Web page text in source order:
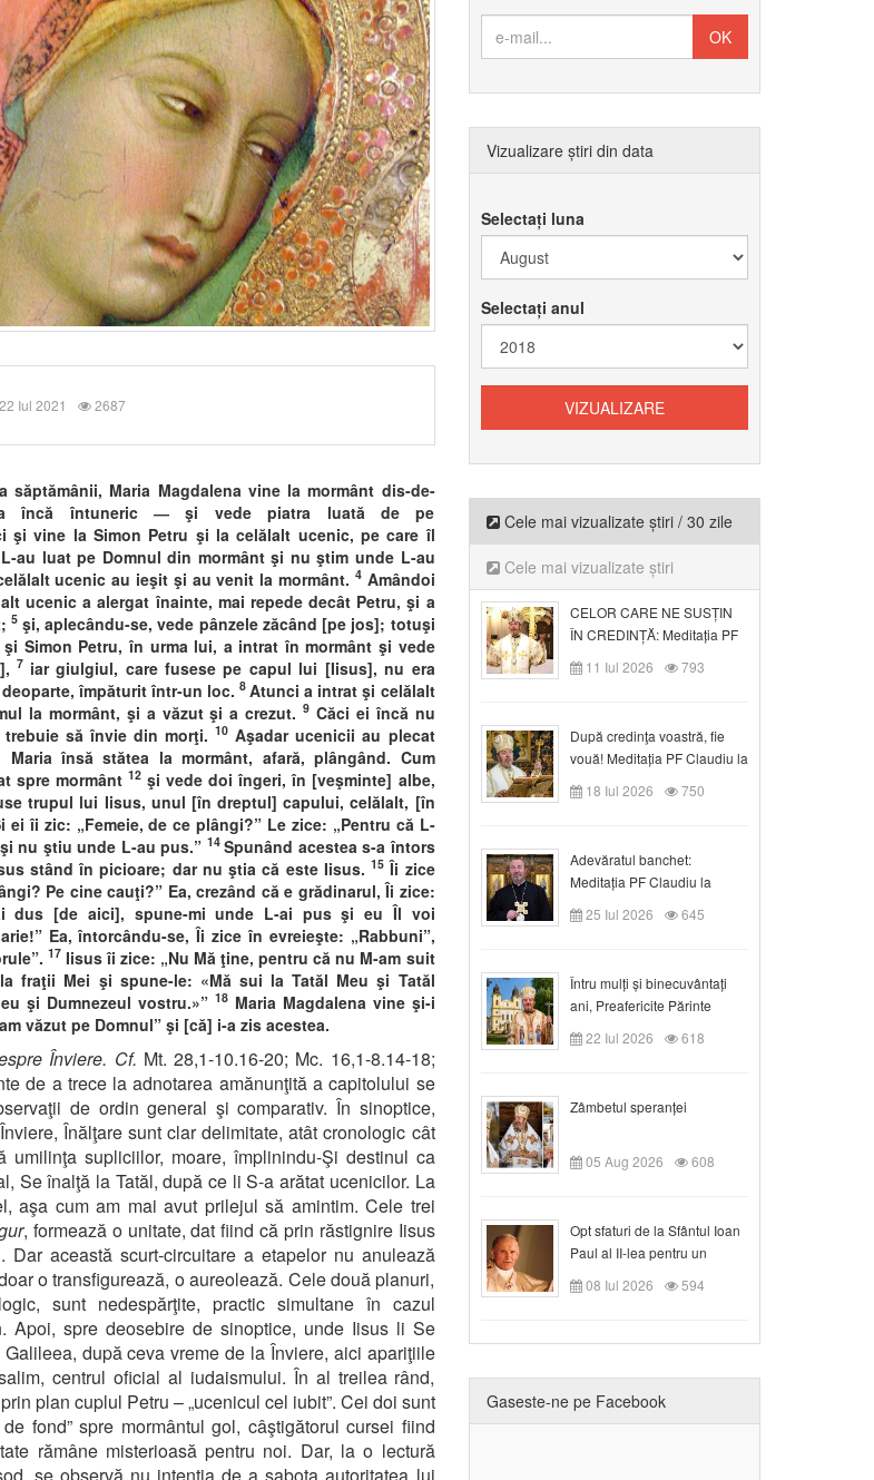
22 Iul 2021 2687
săptămânii, Maria Magdalena vine la mormânt dis-de-
încă întuneric ― şi vede piatra luată de pe
şi vine la Simon Petru şi la celălalt ucenic, pe care îl
au luat pe Domnul din mormânt şi nu ştim unde L-au
ucenic au ieşit şi au venit la mormânt. 4Amândoi
ucenic a alergat înainte, mai repede decât Petru, şi a
5şi, aplecându-se, vede pânzele zăcând [pe jos]; totuşi
Simon Petru, în urma lui, a intrat în mormânt şi vede
7 iar giulgiul, care fusese pe capul lui [Iisus], nu era
împăturit într-un loc.8 Atunci a intrat şi celălalt
la mormânt, şi a văzut şi a crezut. 9 Căci ei încă nu
să învie din morţi.10 Aşadar ucenicii au plecat
Maria însă stătea la mormânt, afară, plângând. Cum
spre mormânt 12şi vede doi îngeri, în [veşminte] albe,
trupul lui Iisus, unul [în dreptul] capului, celălalt, [în
ei îi zic: „Femeie, de ce plângi?” Le zice: „Pentru că L-
nu ştiu unde L-au pus.” 14Spunând acestea s-a întors
stând în picioare; dar nu ştia că este Iisus.15 Îi zice
Pe cine cauţi?” Ea, crezând că e grădinarul, Îi zice:
dus [de aici], spune-mi unde L-ai pus şi eu Îl voi
Ea, întorcându-se, Îi zice în evreieşte: „Rabbuni”,
17Iisus îi zice: „Nu Mă ţine, pentru că nu M-am suit
fraţii Mei şi spune-le: «Mă sui la Tatăl Meu şi Tatăl
şi Dumnezeul vostru.»” 18Maria Magdalena vine şi-i
văzut pe Domnul” şi [că] i-a zis acestea.
Înviere. Cf. Mt. 28,1-10.16-20; Mc. 16,1-8.14-18;
de a trece la adnotarea amănunţită a capitolului se
de ordin general şi comparativ. În sinoptice,
Înălţare sunt clar delimitate, atât cronologic cât
umilinţa supliciilor, moare, împlinindu-Şi destinul ca
Se înalţă la Tatăl, după ce li S-a arătat ucenicilor. La
aşa cum am mai avut prilejul să amintim. Cele trei
, formează o unitate, dat fiind că prin răstignire Iisus
această scurt-circuitare a etapelor nu anulează
o transfigurează, o aureolează. Cele două planuri,
sunt nedespărţite, practic simultane în cazul
Apoi, spre deosebire de sinoptice, unde Iisus li Se
după ceva vreme de la Înviere, aici apariţiile
centrul oficial al iudaismului. În al treilea rând,
plan cuplul Petru – „ucenicul cel iubit”. Cei doi sunt
fond” spre mormântul gol, câştigătorul cursei fiind
rămâne misterioasă pentru noi. Dar, la o lectură
se observă nu intenţia de a sabota autoritatea lui
Vizualizare știri din data
Selectați luna
Selectați anul
Cele mai vizualizate știri / 30 zile
Cele mai vizualizate știri
CELOR CARE NE SUSȚIN
ÎN CREDINȚĂ: Meditația PF
Claudiu la Duminica a VI-a
după Rusalii
11 Iul 2026 793
După credinţa voastră, fie
vouă! Meditația PF Claudiu la
duminica a VII-a după Rusalii
18 Iul 2026 750
Adevăratul banchet:
Meditația PF Claudiu la
Duminica a VIII-a după
Rusalii
25 Iul 2026 645
Întru mulți și binecuvântați
ani, Preafericite Părinte
Claudiu!
22 Iul 2026 618
Zâmbetul speranței
05 Aug 2026 608
Opt sfaturi de la Sfântul Ioan
Paul al II-lea pentru un
creștin
08 Iul 2026 594
Gaseste-ne pe Facebook